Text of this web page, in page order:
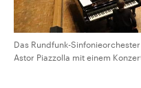
Das Rundfunk-
Astor Piazzolla mit einem